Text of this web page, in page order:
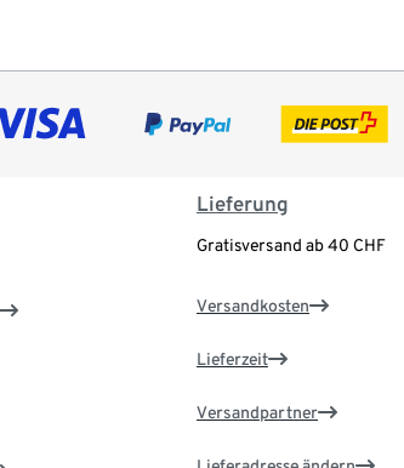
Lieferung
Gratisversand ab 40 CHF
Versandkosten
Lieferzeit
Versandpartner